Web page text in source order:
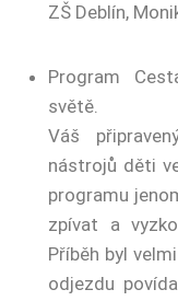
ZŠ Deblín,
Program
světě.
Váš
nástrojů děti
programu
zpívat a
Příběh byl
odjezdu